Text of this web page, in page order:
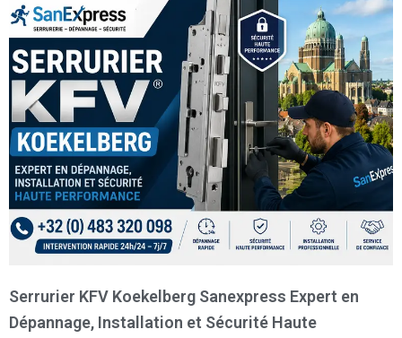
Serrurier KFV Koekelberg Sanexpress Expert en
Dépannage, Installation et Sécurité Haute